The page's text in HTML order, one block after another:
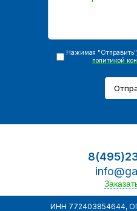
Нажимая
политикой
ИНН 772403854644,